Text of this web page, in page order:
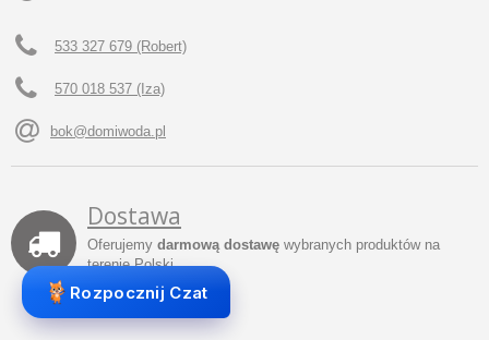
533 327 679 (Robert)
570 018 537 (Iza)
bok@domiwoda.pl
Dostawa
Oferujemy darmową dostawę wybranych produktów na
terenie Polski.
Rozpocznij Czat